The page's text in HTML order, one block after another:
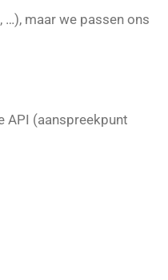
…), maar we passen ons
API (aanspreekpunt